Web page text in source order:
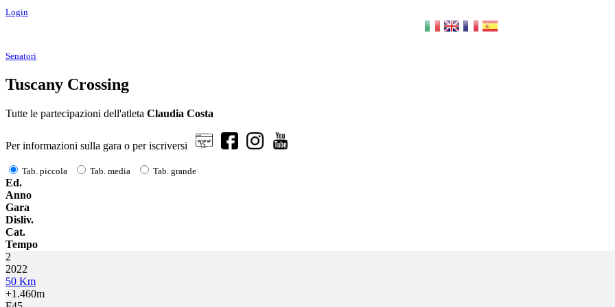
Login
Senatori
Tuscany Crossing
Tutte le partecipazioni dell'atleta Claudia Costa
Per informazioni sulla gara o per iscriversi
Tab. piccola Tab. media Tab. grande
Ed.
Anno
Gara
Disliv.
Cat.
Tempo
2
2022
50 Km
+1.460m